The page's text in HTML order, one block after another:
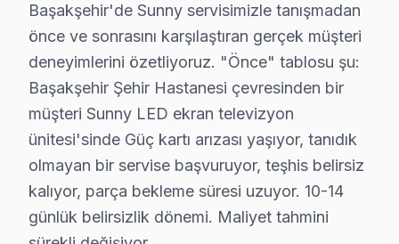
Bir de şu var:, Başakşehir Şehir Hastanesi, Başak
Sunny TV'lerde Sık Görülen Arızalar
Başakşehir bölgesindeki Sunny kullanıcılarının
Güç kartı arızası: Başakşehir'de Sunny VA Panel
Panel sorunu: Başakşehir'de Smart TV sistemini
Backlight: Başakşehir'de LED ekranlarda daha sık
Anakart: Başakşehir'de bu sorunla başvuran
Başakşehir'de Sunny servisimizle tanışmadan
önce ve sonrasını karşılaştıran gerçek müşteri
deneyimlerini özetliyoruz. "Önce" tablosu şu:
Başakşehir Şehir Hastanesi çevresinden bir
müşteri Sunny LED ekran televizyon
ünitesi'sinde Güç kartı arızası yaşıyor, tanıdık
olmayan bir servise başvuruyor, teşhis belirsiz
kalıyor, parça bekleme süresi uzuyor. 10-14
günlük belirsizlik dönemi. Maliyet tahmini